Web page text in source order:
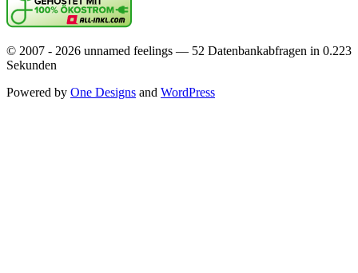
© 2007 - 2026 unnamed feelings — 52 Datenbankabfragen in 0.223
Sekunden
Powered by One Designs and WordPress